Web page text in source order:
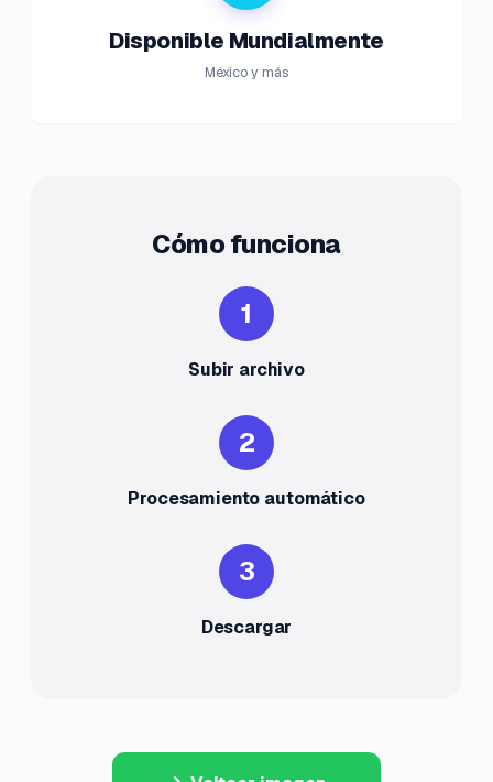
Disponible Mundialmente
México y más
Cómo funciona
1
Subir archivo
2
Procesamiento automático
3
Descargar